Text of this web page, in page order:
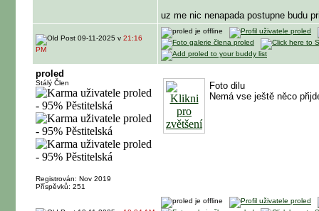
uz me nic nenapada postupne budu
09-11-2025 v 21:16
PM
proled
Stálý Člen
Registrován: Nov 2019
Příspěvků: 251
Foto dilu
Nemá vse ještě něco